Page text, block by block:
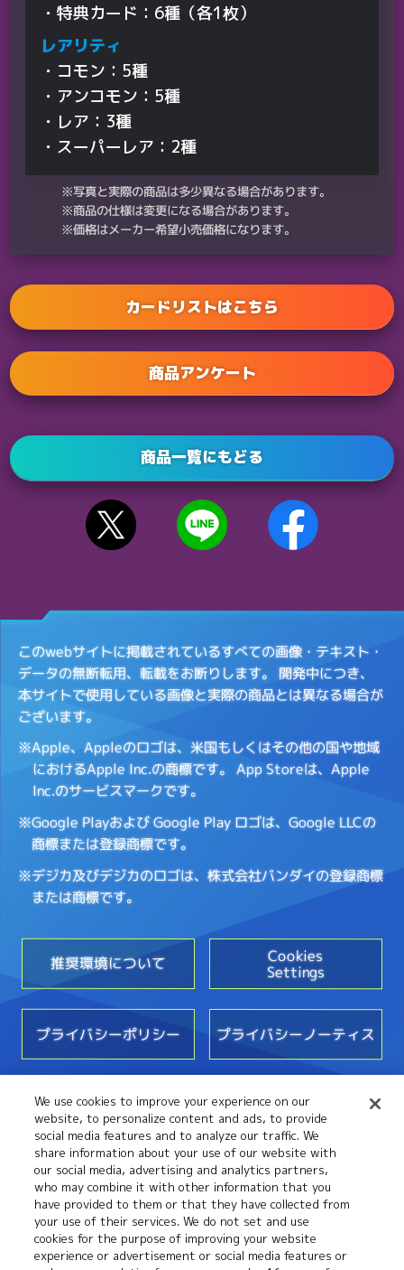
・特典カード：6種（各1枚）
レアリティ
・コモン：5種
・アンコモン：5種
・レア：3種
・スーパーレア：2種
※写真と実際の商品は多少異なる場合があります。
※商品の仕様は変更になる場合があります。
※価格はメーカー希望小売価格になります。
カードリストはこちら
商品アンケート
商品一覧にもどる
このwebサイトに掲載されているすべての画像・テキスト・
データの無断転用、転載をお断りします。 開発中につき、
本サイトで使用している画像と実際の商品とは異なる場合が
ございます。
※Apple、Appleのロゴは、米国もしくはその他の国や地域
におけるApple Inc.の商標です。 App Storeは、Apple
Inc.のサービスマークです。
※Google Playおよび Google Play ロゴは、Google LLCの
商標または登録商標です。
※デジカ及びデジカのロゴは、株式会社バンダイの登録商標
または商標です。
推奨環境について Cookies
Settings
プライバシーポリシー プライバシーノーティス
お問い合わせ
We use cookies to improve your experience on our
website, to personalize content and ads, to provide
social media features and to analyze our traffic. We
share information about your use of our website with
our social media, advertising and analytics partners,
who may combine it with other information that you
have provided to them or that they have collected from
your use of their services. We do not set and use
cookies for the purpose of improving your website
experience or advertisement or social media features or